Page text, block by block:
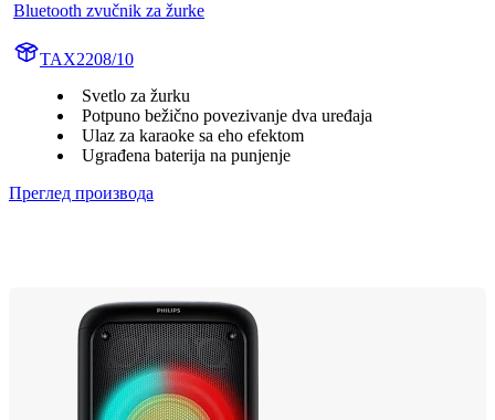
Bluetooth zvučnik za žurke
TAX2208/10
Svetlo za žurku
Potpuno bežično povezivanje dva uređaja
Ulaz za karaoke sa eho efektom
Ugrađena baterija na punjenje
Преглед производа